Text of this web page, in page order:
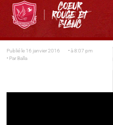
Publié le 16 janvier 2016 • à 8:07 pm
• Par Balla